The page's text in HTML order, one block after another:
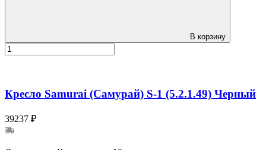
В корзину
Кресло Samurai (Самурай) S-1 (5.2.1.49) Черный
39237 ₽